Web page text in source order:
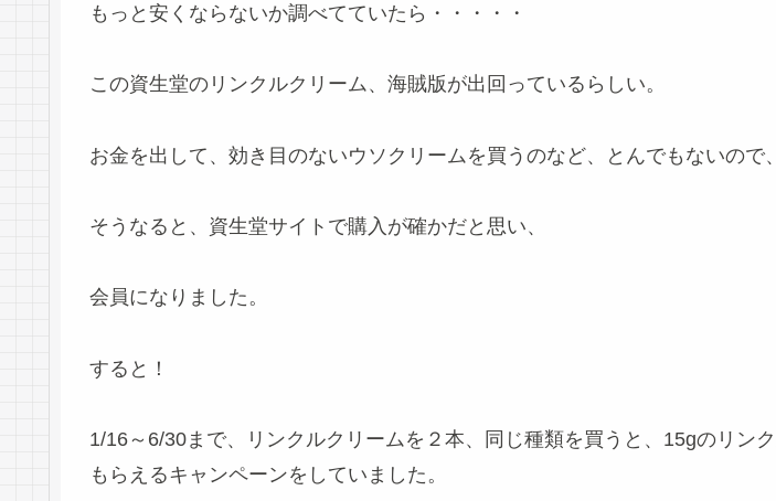
もっと安くならないか調べてていたら・・・・・
この資生堂のリンクルクリーム、海賊版が出回っているらしい。
お金を出して、効き目のないウソクリームを買うのなど、とんでもないので、
そうなると、資生堂サイトで購入が確かだと思い、
会員になりました。
すると！
1/16～6/30まで、リンクルクリームを２本、同じ種類を買うと、15gのリン
もらえるキャンペーンをしていました。